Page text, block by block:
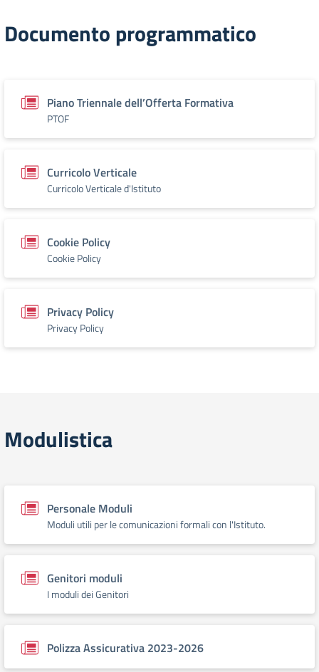
Documento programmatico
Piano Triennale dell’Offerta Formativa
PTOF
Curricolo Verticale
Curricolo Verticale d'Istituto
Cookie Policy
Cookie Policy
Privacy Policy
Privacy Policy
Modulistica
Personale Moduli
Moduli utili per le comunicazioni formali con l'Istituto.
Genitori moduli
I moduli dei Genitori
Polizza Assicurativa 2023-2026